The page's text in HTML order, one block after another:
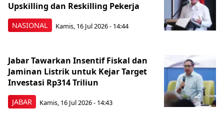
NASIONAL
Upskilling dan Reskilling Pekerja
Kamis, 16 Jul 2026 - 14:44
JABAR
Jabar Tawarkan Insentif Fiskal dan
Jaminan Listrik untuk Kejar Target
Investasi Rp314 Triliun
Kamis, 16 Jul 2026 - 14:43